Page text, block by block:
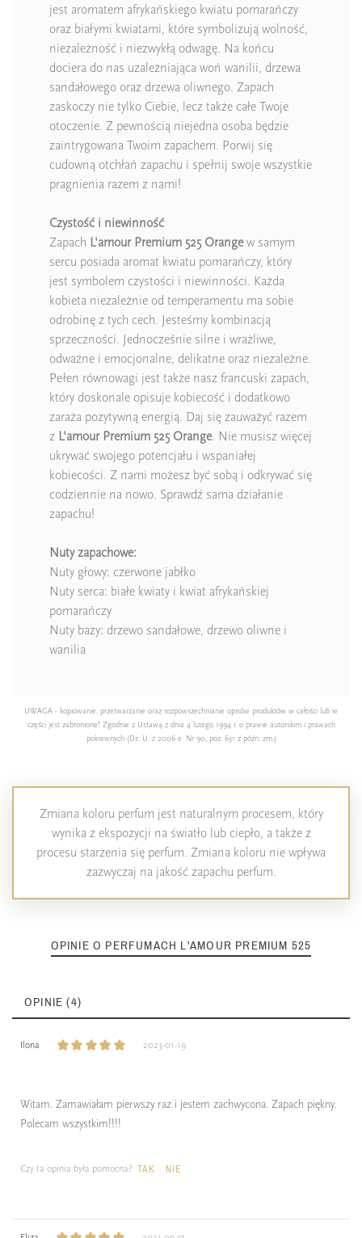
jest aromatem afrykańskiego kwiatu pomarańczy
oraz białymi kwiatami, które symbolizują wolność,
niezależność i niezwykłą odwagę. Na końcu
dociera do nas uzależniająca woń wanilii, drzewa
sandałowego oraz drzewa oliwnego. Zapach
zaskoczy nie tylko Ciebie, lecz także całe Twoje
otoczenie. Z pewnością niejedna osoba będzie
zaintrygowana Twoim zapachem. Porwij się
cudowną otchłań zapachu i spełnij swoje wszystkie
pragnienia razem z nami!
Czystość i niewinność
Zapach L'amour Premium 525 Orangew samym
sercu posiada aromat kwiatu pomarańczy, który
jest symbolem czystości i niewinności. Każda
kobieta niezależnie od temperamentu ma sobie
odrobinę z tych cech. Jesteśmy kombinacją
sprzeczności. Jednocześnie silne i wrażliwe,
odważne i emocjonalne, delikatne oraz niezależne.
Pełen równowagi jest także nasz francuski zapach,
który doskonale opisuje kobiecość i dodatkowo
zaraża pozytywną energią. Daj się zauważyć razem
z L'amour Premium 525 Orange. Nie musisz więcej
ukrywać swojego potencjału i wspaniałej
kobiecości. Z nami możesz być sobą i odkrywać się
codziennie na nowo. Sprawdź sama działanie
zapachu!
Nuty zapachowe:
Nuty głowy: czerwone jabłko
Nuty serca: białe kwiaty i kwiat afrykańskiej
pomarańczy
Nuty bazy: drzewo sandałowe, drzewo oliwne i
wanilia
UWAGA - kopiowanie, przetwarzanie oraz rozpowszechnianie opisów produktów w całości lub w
części jest zabronione! Zgodnie z Ustawą z dnia 4 lutego 1994 r. o prawie autorskim i prawach
pokrewnych (Dz. U. z 2006 e. Nr 90, poz. 631 z późn. zm.)
Zmiana koloru perfum jest naturalnym procesem, który
wynika z ekspozycji na światło lub ciepło, a także z
procesu starzenia się perfum. Zmiana koloru nie wpływa
zazwyczaj na jakość zapachu perfum.
OPINIE O PERFUMACH L'AMOUR PREMIUM 525
OPINIE (4)
Ilona 2023-01-19
Witam. Zamawiałam pierwszy raz i jestem zachwycona. Zapach piękny.
Polecam wszystkim!!!!
Czy ta opinia była pomocna? TAK NIE